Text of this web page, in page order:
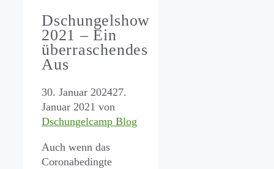
Dschungelshow
2021 – Ein
überraschendes
Aus
30. Januar 202427.
Januar 2021 von
Dschungelcamp Blog
Auch wenn das
Coronabedingte